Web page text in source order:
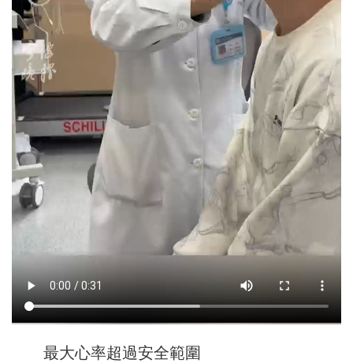
最大心率超過安全範圍